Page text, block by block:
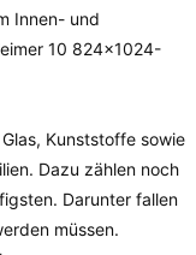
Kunststoffe sowie
Dazu zählen noch
Darunter fallen
müssen.